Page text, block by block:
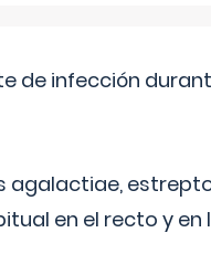
de infección
en el recto y